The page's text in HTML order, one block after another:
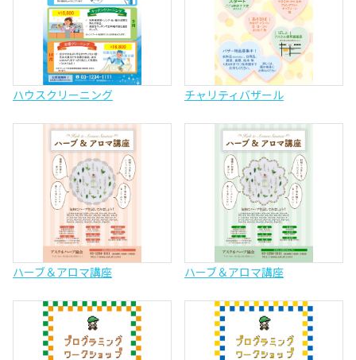
ハウスクリーニング チャリティバザール
ハーブ＆アロマ講座 ハーブ＆アロマ講座